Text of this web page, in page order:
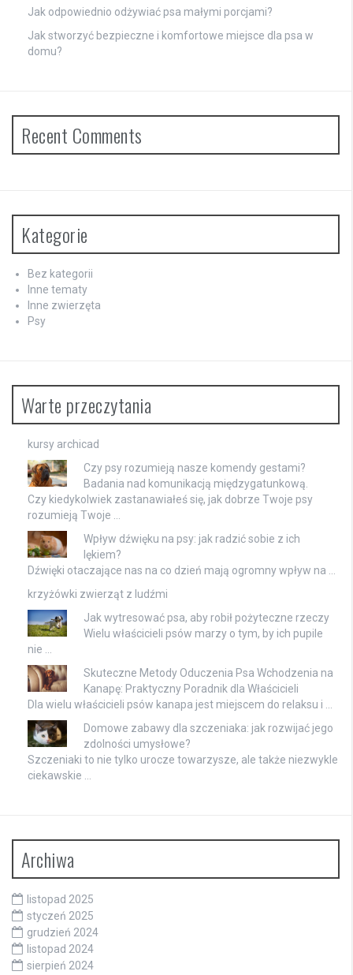
Jak odpowiednio odżywiać psa małymi porcjami?
Jak stworzyć bezpieczne i komfortowe miejsce dla psa w
domu?
Recent Comments
Kategorie
Bez kategorii
Inne tematy
Inne zwierzęta
Psy
Warte przeczytania
kursy archicad
Czy psy rozumieją nasze komendy gestami?
Badania nad komunikacją międzygatunkową.
Czy kiedykolwiek zastanawiałeś się, jak dobrze Twoje psy
rozumieją Twoje …
Wpływ dźwięku na psy: jak radzić sobie z ich
lękiem?
Dźwięki otaczające nas na co dzień mają ogromny wpływ na …
krzyżówki zwierząt z ludźmi
Jak wytresować psa, aby robił pożyteczne rzeczy
Wielu właścicieli psów marzy o tym, by ich pupile
nie …
Skuteczne Metody Oduczenia Psa Wchodzenia na
Kanapę: Praktyczny Poradnik dla Właścicieli
Dla wielu właścicieli psów kanapa jest miejscem do relaksu i …
Domowe zabawy dla szczeniaka: jak rozwijać jego
zdolności umysłowe?
Szczeniaki to nie tylko urocze towarzysze, ale także niezwykle
ciekawskie …
Archiwa
listopad 2025
styczeń 2025
grudzień 2024
listopad 2024
sierpień 2024